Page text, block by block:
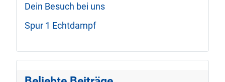
Dein Besuch bei uns
Spur 1 Echtdampf